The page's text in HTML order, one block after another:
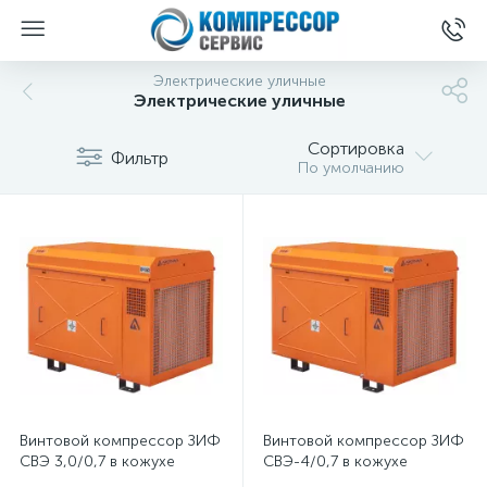
Электрические уличные
Электрические уличные
Фильтр Сортировка
По умолчанию
Винтовой компрессор ЗИФ
СВЭ 3,0/0,7 в кожухе
Винтовой компрессор ЗИФ
СВЭ-4/0,7 в кожухе